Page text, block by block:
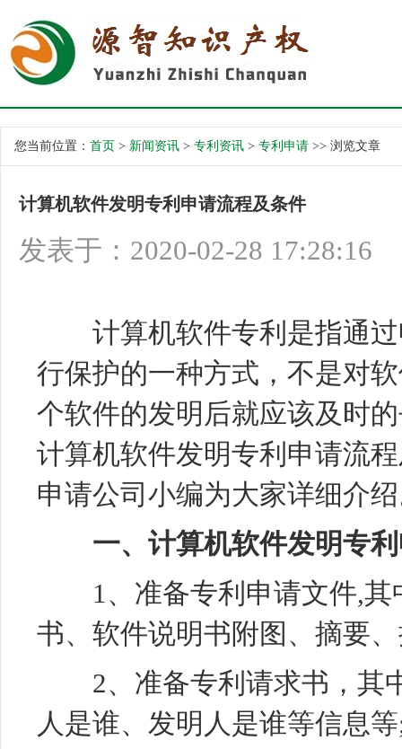
您当前位置： 首页 > 新闻资讯 > 专利资讯 > 专利申请 >> 浏览文章
计算机软件发明专利申请流程及条件
发表于：2020-02-28 17:28:16
计算机软件专利是指通过
行保护的一种方式，不是对
个软件的发明后就应该及时
计算机软件发明专利 申请流
申请公司小编为大家详细介
一、计算机软件发明专
1、准备专利申请文件,其
书、软件说明书附图、摘要
2、准备专利请求书，其
人是谁、发明人是谁等信息